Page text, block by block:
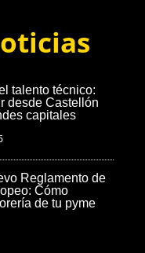
talento técnico:
desde Castellón
capitales
Reglamento de
Cómo
de tu pyme